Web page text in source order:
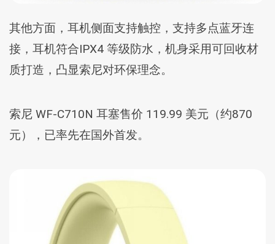
其他方面，耳机侧面支持触控，支持多点蓝牙连
接，耳机符合IPX4 等级防水，机身采用可回收材
质打造，凸显索尼对环保理念。
索尼 WF-C710N 耳塞售价 119.99 美元（约870
元），已率先在国外首发。